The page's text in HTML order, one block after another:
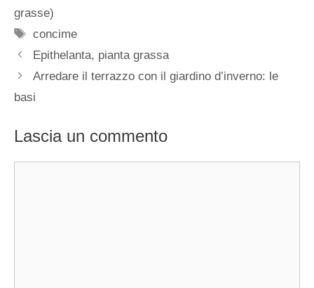
grasse)
Tag
concime
Epithelanta, pianta grassa
Arredare il terrazzo con il giardino d’inverno: le
basi
Lascia un commento